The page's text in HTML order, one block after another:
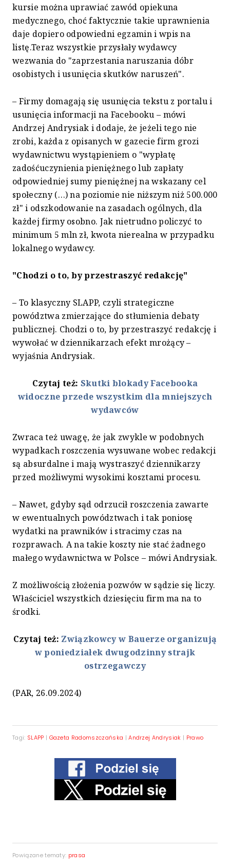
kursie można uprawiać zawód opiekuna
medycznego, choć faktycznie takie uprawnienia
daje dopiero odpowiedni egzamin i wpis na
listę.Teraz wszystkie przysłały wydawcy
wezwania do "zaprzestania naruszania dóbr
osobistych i usunięcia skutków naruszeń".
– Firmy domagają się usunięcia tekstu z portalu i
usunięcia informacji na Facebooku – mówi
Andrzej Andrysiak i dodaje, że jeżeli tego nie
zrobi, każda z opisanych w gazecie firm grozi
wydawnictwu wystąpieniem o "wypłatę
zadośćuczynienia pieniężnego lub zapłaty
odpowiedniej sumy pieniężnej na wskazany cel
społeczny (…) na poziomie nie niższym niż 500.000
zł" i odszkodowanie na zasadach ogólnych, dla
każdej firmy osobno. Jak nietrudno policzyć to
minimum 5 mln zł, kwota nierealna w przypadku
lokalnego wydawcy.
"Chodzi o to, by przestraszyć redakcję"
– To klasyczny SLAPP, czyli strategiczne
powództwa zmierzające do stłumienia debaty
publicznej. Chodzi o to, by przestraszyć redakcję i
wywołać w dziennikarzach efekt mrożący –
wyjaśnia Andrysiak.
Czytaj też: Skutki blokady Facebooka
widoczne przede wszystkim dla mniejszych
wydawców
Zwraca też uwagę, że jak zwykle w podobnych
wypadkach roszczenia wysuwane wobec redakcji
są absurdalne i mają wystraszyć dziennikarzy
przed możliwymi wysokimi kosztami procesu.
– Nawet, gdyby sąd odrzucił roszczenia zawarte
w ewentualnych powództwach i tak poniosę
wydatki na prawników i stracimy czas na
rozprawach. A na takie koszty nie stać żadnego
małego wydawnictwa w Polsce – mówi Andrysiak.
Z możliwością złożenia pozwów w sądzie się liczy.
Właściciel wszystkich dziesięciu firm ma na to
środki.
Czytaj też: Związkowcy w Bauerze organizują
w poniedziałek dwugodzinny strajk
ostrzegawczy
(PAR, 26.09.2024)
Tagi: SLAPP | Gazeta Radomszczańska |Andrzej Andrysiak | Prawo
Powiązane tematy: prasa